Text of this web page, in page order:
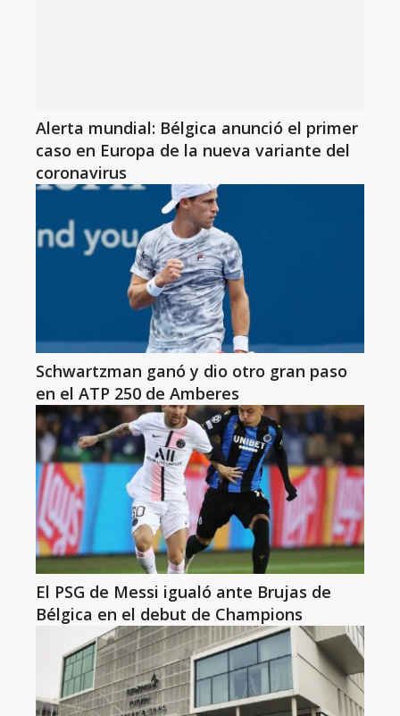
Alerta mundial: Bélgica anunció el primer
caso en Europa de la nueva variante del
coronavirus
Schwartzman ganó y dio otro gran paso
en el ATP 250 de Amberes
El PSG de Messi igualó ante Brujas de
Bélgica en el debut de Champions